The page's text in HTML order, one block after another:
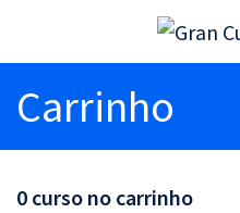
Carrinho
0 curso no carrinho